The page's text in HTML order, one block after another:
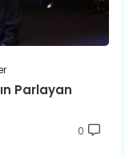
Parlayan
0